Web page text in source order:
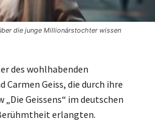
die junge Millionärstochter wissen
des wohlhabenden
Geiss, die durch ihre
Geissens“ im deutschen
erlangten.